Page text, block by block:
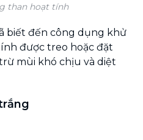
than hoạt tính
biết đến công dụng khử
được treo hoặc đặt
mùi khó chịu và diệt